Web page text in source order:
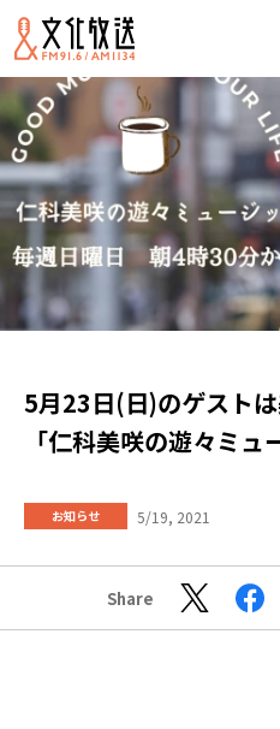
5月23日(日)のゲスト
「仁科美咲の遊々ミュ
お知らせ 5/19, 2021
Share